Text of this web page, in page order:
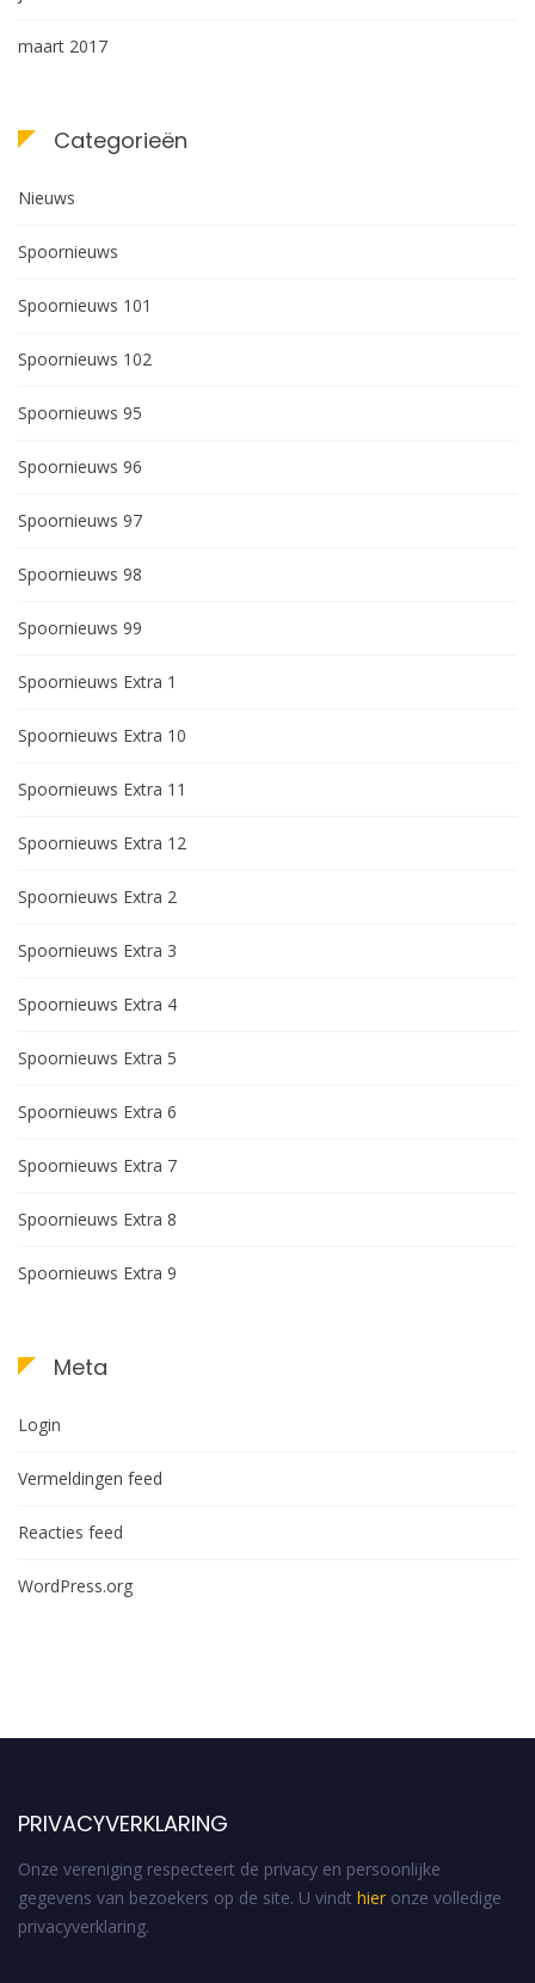
maart 2017
Categorieën
Nieuws
Spoornieuws
Spoornieuws 101
Spoornieuws 102
Spoornieuws 95
Spoornieuws 96
Spoornieuws 97
Spoornieuws 98
Spoornieuws 99
Spoornieuws Extra 1
Spoornieuws Extra 10
Spoornieuws Extra 11
Spoornieuws Extra 12
Spoornieuws Extra 2
Spoornieuws Extra 3
Spoornieuws Extra 4
Spoornieuws Extra 5
Spoornieuws Extra 6
Spoornieuws Extra 7
Spoornieuws Extra 8
Spoornieuws Extra 9
Meta
Login
Vermeldingen feed
Reacties feed
WordPress.org
PRIVACYVERKLARING
Onze vereniging respecteert de privacy en persoonlijke
gegevens van bezoekers op de site. U vindt hier onze volledige
privacyverklaring.